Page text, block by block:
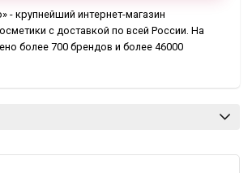
- крупнейший интернет-магазин
с доставкой по всей России. На
более 700 брендов и более 46000